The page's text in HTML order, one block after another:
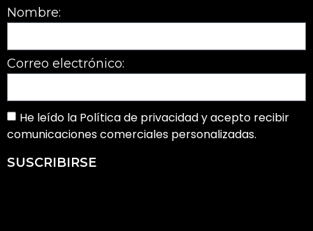
Nombre:
Correo electrónico:
He leído la Política de privacidad y acepto recibir
comunicaciones comerciales personalizadas.
SUSCRIBIRSE